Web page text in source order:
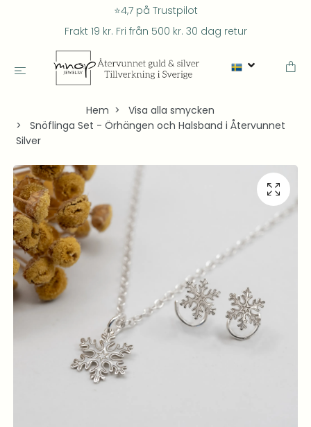
⭐4,7 på Trustpilot
Frakt 19 kr. Fri från 500 kr. 30 dag retur
Hem
Visa alla smycken
Snöflinga Set - Örhängen och Halsband i Återvunnet
Silver